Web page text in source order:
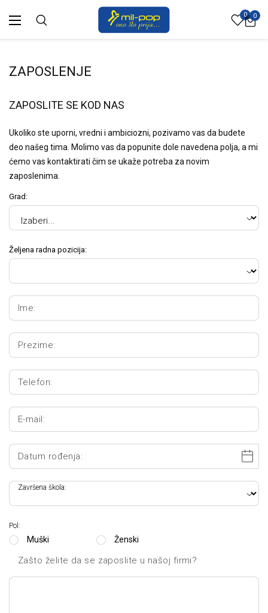
0 0
ZAPOSLENJE
ZAPOSLITE SE KOD NAS
Ukoliko ste uporni, vredni i ambiciozni, pozivamo vas da budete
deo našeg tima. Molimo vas da popunite dole navedena polja, a mi
ćemo vas kontaktirati čim se ukaže potreba za novim
zaposlenima.
Grad:
Željena radna pozicija:
Ime:
Prezime:
Telefon:
E-mail:
Datum rođenja:
Završena škola:
Pol:
Muški Ženski
Zašto želite da se zaposlite u našoj firmi?